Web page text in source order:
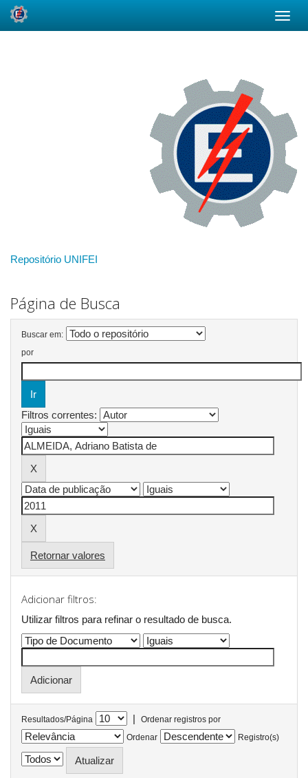
Repositório UNIFEI
Página de Busca
Buscar em:
por
Filtros correntes:
Retornar valores
Adicionar filtros:
Utilizar filtros para refinar o resultado de busca.
Resultados/Página |
Ordenar registros por
Ordenar
Registro(s)